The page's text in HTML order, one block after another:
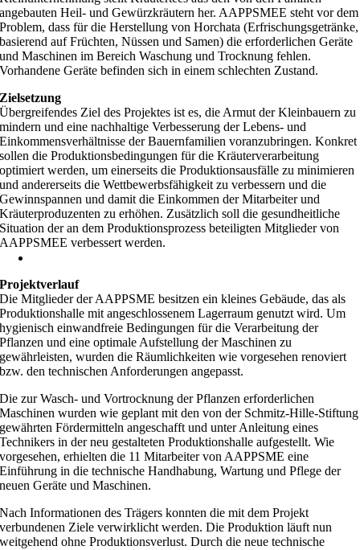
angebauten Heil- und Gewürzkräutern her. AAPPSMEE steht vor dem
Problem, dass für die Herstellung von Horchata (Erfrischungsgetränke,
basierend auf Früchten, Nüssen und Samen) die erforderlichen Geräte
und Maschinen im Bereich Waschung und Trocknung fehlen.
Vorhandene Geräte befinden sich in einem schlechten Zustand.
Zielsetzung
Übergreifendes Ziel des Projektes ist es, die Armut der Kleinbauern zu
mindern und eine nachhaltige Verbesserung der Lebens- und
Einkommensverhältnisse der Bauernfamilien voranzubringen. Konkret
sollen die Produktionsbedingungen für die Kräuterverarbeitung
optimiert werden, um einerseits die Produktionsausfälle zu minimieren
und andererseits die Wettbewerbsfähigkeit zu verbessern und die
Gewinnspannen und damit die Einkommen der Mitarbeiter und
Kräuterproduzenten zu erhöhen. Zusätzlich soll die gesundheitliche
Situation der an dem Produktionsprozess beteiligten Mitglieder von
AAPPSMEE verbessert werden.
Projektverlauf
Die Mitglieder der AAPPSME besitzen ein kleines Gebäude, das als
Produktionshalle mit angeschlossenem Lagerraum genutzt wird. Um
hygienisch einwandfreie Bedingungen für die Verarbeitung der
Pflanzen und eine optimale Aufstellung der Maschinen zu
gewährleisten, wurden die Räumlichkeiten wie vorgesehen renoviert
bzw. den technischen Anforderungen angepasst.
Die zur Wasch- und Vortrocknung der Pflanzen erforderlichen
Maschinen wurden wie geplant mit den von der Schmitz-Hille-Stiftung
gewährten Fördermitteln angeschafft und unter Anleitung eines
Technikers in der neu gestalteten Produktionshalle aufgestellt. Wie
vorgesehen, erhielten die 11 Mitarbeiter von AAPPSME eine
Einführung in die technische Handhabung, Wartung und Pflege der
neuen Geräte und Maschinen.
Nach Informationen des Trägers konnten die mit dem Projekt
verbundenen Ziele verwirklicht werden. Die Produktion läuft nun
weitgehend ohne Produktionsverlust. Durch die neue technische